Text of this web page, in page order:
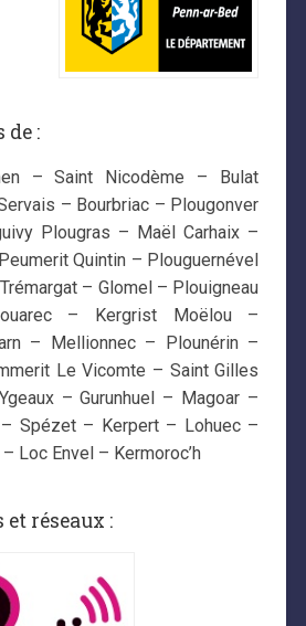
de :
– Saint Nicodème – Bulat
– Bourbriac – Plougonver
Plougras – Maël Carhaix –
Quintin – Plouguernével
– Glomel – Plouigneau
– Kergrist Moëlou –
– Mellionnec – Plounérin –
Le Vicomte – Saint Gilles
– Gurunhuel – Magoar –
Spézet – Kerpert – Lohuec –
Loc Envel – Kermoroc’h
réseaux :